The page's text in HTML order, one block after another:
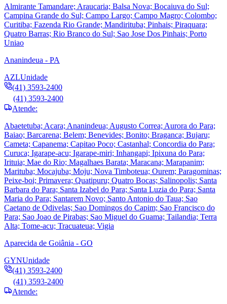
Almirante Tamandare; Araucaria; Balsa Nova; Bocaiuva do Sul;
Campina Grande do Sul; Campo Largo; Campo Magro; Colombo;
Curitiba; Fazenda Rio Grande; Mandirituba; Pinhais; Piraquara;
Quatro Barras; Rio Branco do Sul; Sao Jose Dos Pinhais; Porto
Uniao
Ananindeua - PA
AZLUnidade
(41) 3593-2400
(41) 3593-2400
Atende:
Abaetetuba; Acara; Ananindeua; Augusto Correa; Aurora do Para;
Baiao; Barcarena; Belem; Benevides; Bonito; Braganca; Bujaru;
Cameta; Capanema; Capitao Poco; Castanhal; Concordia do Para;
Curuca; Igarape-acu; Igarape-miri; Inhangapi; Ipixuna do Para;
Irituia; Mae do Rio; Magalhaes Barata; Maracana; Marapanim;
Marituba; Mocajuba; Moju; Nova Timboteua; Ourem; Paragominas;
Peixe-boi; Primavera; Quatipuru; Quatro Bocas; Salinopolis; Santa
Barbara do Para; Santa Izabel do Para; Santa Luzia do Para; Santa
Maria do Para; Santarem Novo; Santo Antonio do Taua; Sao
Caetano de Odivelas; Sao Domingos do Capim; Sao Francisco do
Para; Sao Joao de Pirabas; Sao Miguel do Guama; Tailandia; Terra
Alta; Tome-acu; Tracuateua; Vigia
Aparecida de Goiânia - GO
GYNUnidade
(41) 3593-2400
(41) 3593-2400
Atende: